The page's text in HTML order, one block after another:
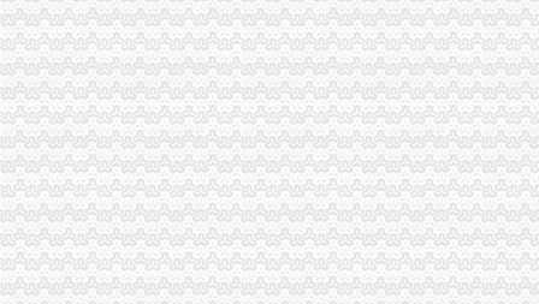
沙坪坝局抓住“五个关键”0元注册公司流程推动重点工作全面开展
江津局“两手抓”一元注册公司流程积构建食品安全监管长效机制
彭水局重庆0元注册公司隆重纪念3.15国际消费者权益日
高新区IT市一元注册公司场实行《先行赔付制度》
万州局1元注册公司充分发挥工商职能大力推进就业与再就业工程成效显著
开县局监管与服务并重加“三节”0元注册公司流程市场监管
忠县局达贯彻达贯彻市一元注册公司委三届四次全委会和学习实践科学发展观
万州局重庆一元注册公司发挥登记职能支持企业融资18亿元
荣昌县四措并举促进农村土地流转
青海农畜产品经纪人与江北观音桥农贸市重庆免费注册公司场经纪人成功实现
江北局一元注册公司围绕重点目标考核着力扶持著名商标和驰名商标发展
南岸茶园新区组建注册资本20亿的0元注册公司企业集团搭建投融资平台